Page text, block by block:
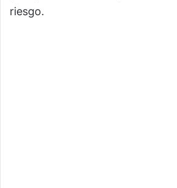
riesgo.